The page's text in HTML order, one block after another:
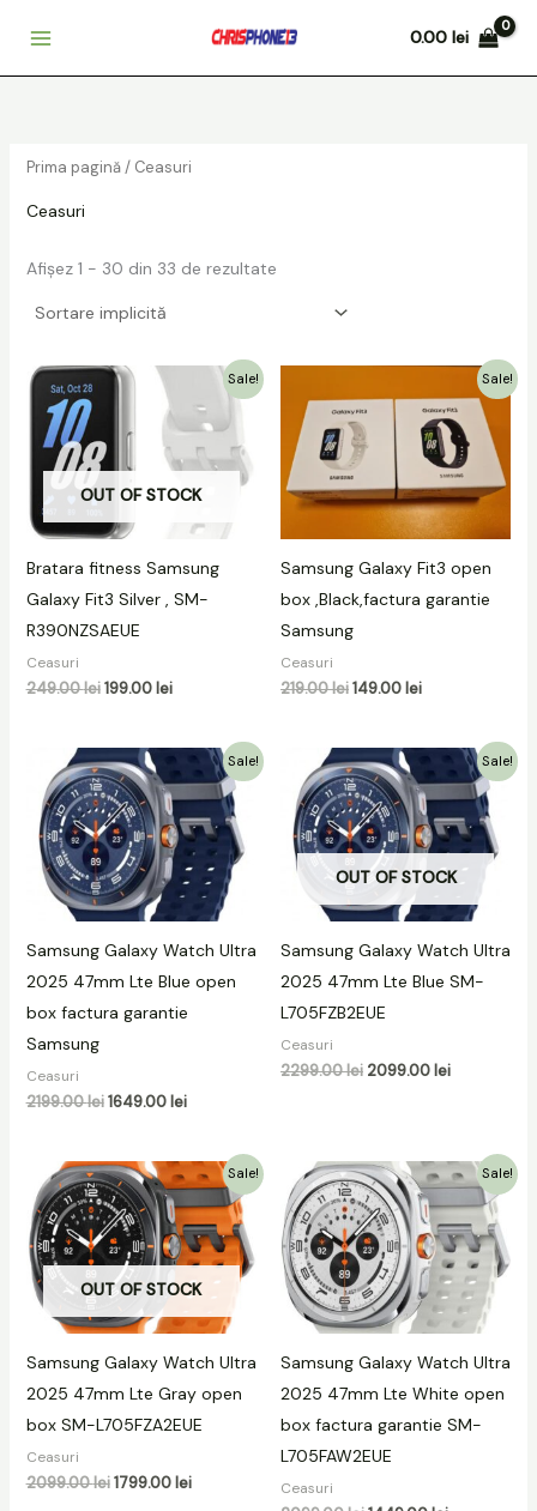
content
0.00lei
Prima pagină/ Ceasuri
Ceasuri
Afișez 1 - 30 din 33 de rezultate
Sale!
OUT OF STOCK
Bratara fitness Samsung
Galaxy Fit3 Silver , SM-
R390NZSAEUE
Ceasuri
249.00lei
Prețul
fost:
249.00 lei.
199.00 lei
este:
199.00 lei.
Sale!
Samsung Galaxy Fit3 open
box ,Black,factura garantie
Samsung
Ceasuri
219.00lei
inițial
a
fost:
219.00 lei.
149.00 lei
Prețul
curent
este:
149.00 lei.
Sale!
Samsung Galaxy Watch Ultra
2025 47mm Lte Blue open
box factura garantie
Samsung
Ceasuri
2199.00lei
Prețul
inițial
a
fost:
2199.00 lei.
1649.00 lei
Prețul
curent
este:
1649.00 lei.
Sale!
OUT OF STOCK
Samsung Galaxy Watch Ultra
2025 47mm Lte Blue SM-
L705FZB2EUE
Ceasuri
2299.00lei
Prețul
inițial
a
fost:
2299.00 lei.
2099.00 lei
Prețul
curent
este:
2099.00 lei.
Sale!
OUT OF STOCK
Samsung Galaxy Watch Ultra
2025 47mm Lte Gray open
box SM-L705FZA2EUE
Ceasuri
2099.00lei
Prețul
inițial
a
fost:
2099.00 lei.
1799.00lei
Prețul
curent
este:
1799.00 lei.
Sale!
Samsung Galaxy Watch Ultra
2025 47mm Lte White open
box factura garantie SM-
L705FAW2EUE
Ceasuri
Prețul
inițial
a
fost:
2099.00 lei.
Prețul
curent
este:
1449.00 lei.